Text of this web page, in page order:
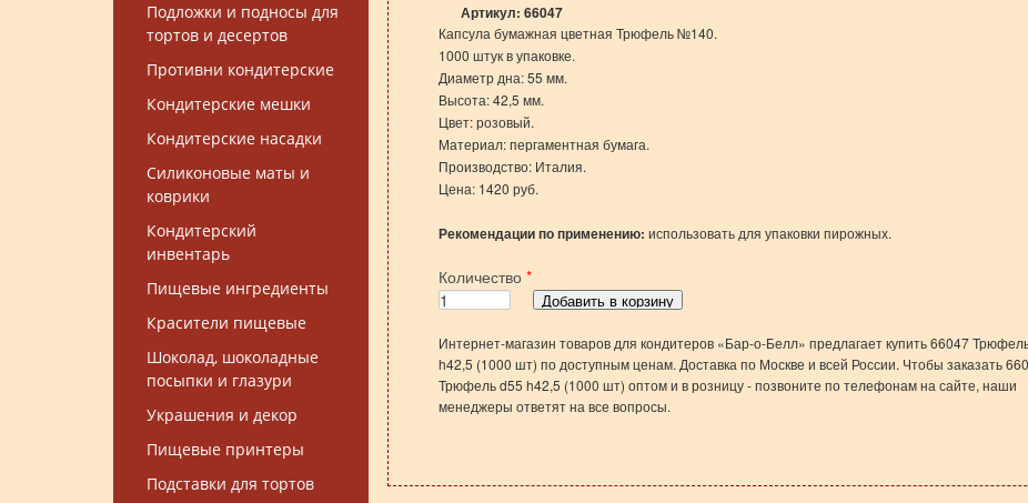
Подложки и подносы для
тортов и десертов
Противни кондитерские
Кондитерские мешки
Кондитерские насадки
Силиконовые маты и
коврики
Кондитерский
инвентарь
Пищевые ингредиенты
Красители пищевые
Шоколад, шоколадные
посыпки и глазури
Украшения и декор
Пищевые принтеры
Подставки для тортов
Артикул: 66047
Капсула бумажная цветная Трюфель №140.
1000 штук в упаковке.
Диаметр дна: 55 мм.
Высота: 42,5 мм.
Цвет: розовый.
Материал: пергаментная бумага.
Производство: Италия.
Цена: 1420 руб.
Рекомендации по применению: использовать для упаковки пирожных.
Количество *
Интернет-магазин товаров для кондитеров «Бар-о-Белл» предлагает купить 66047
h42,5 (1000 шт) по доступным ценам. Доставка по Москве и всей России. Чтобы заказать
Трюфель d55 h42,5 (1000 шт) оптом и в розницу - позвоните по телефонам на сайте, наши
менеджеры ответят на все вопросы.